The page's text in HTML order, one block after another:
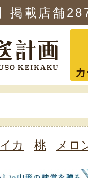
掲載店舗
カ 桃 メロ